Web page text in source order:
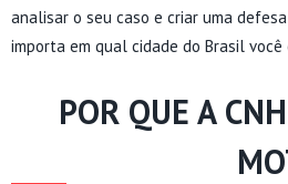
analisar o seu caso e criar uma
importa em qual cidade do Brasil você
POR QUE A